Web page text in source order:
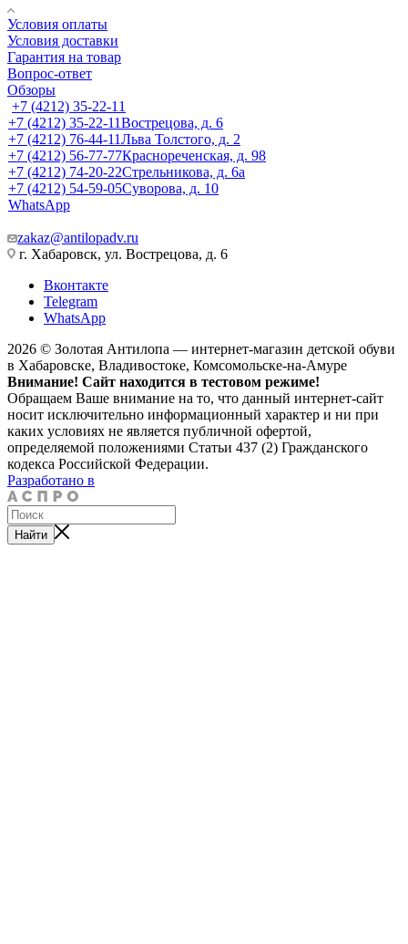
Условия оплаты
Условия доставки
Гарантия на товар
Вопрос-ответ
Обзоры
+7 (4212) 35-22-11
+7 (4212) 35-22-11Вострецова, д. 6
+7 (4212) 76-44-11Льва Толстого, д. 2
+7 (4212) 56-77-77Краснореченская, д. 98
+7 (4212) 74-20-22Стрельникова, д. 6а
+7 (4212) 54-59-05Суворова, д. 10
WhatsApp
zakaz@antilopadv.ru
г. Хабаровск, ул. Вострецова, д. 6
Вконтакте
Telegram
WhatsApp
2026 © Золотая Антилопа — интернет-магазин детской обуви
в Хабаровске, Владивостоке, Комсомольске-на-Амуре
Внимание! Сайт находится в тестовом режиме!
Обращаем Ваше внимание на то, что данный интернет-сайт
носит исключительно информационный характер и ни при
каких условиях не является публичной офертой,
определяемой положениями Статьи 437 (2) Гражданского
кодекса Российской Федерации.
Разработано в
Найти